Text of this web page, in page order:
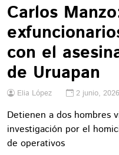
Carlos
con el
de Uruapan
Elia López 2 junio, 2026
Detienen a dos hombres
investigación por el
de operativos